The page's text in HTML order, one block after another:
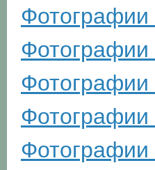
Фотографии
Фотографии
Фотографии